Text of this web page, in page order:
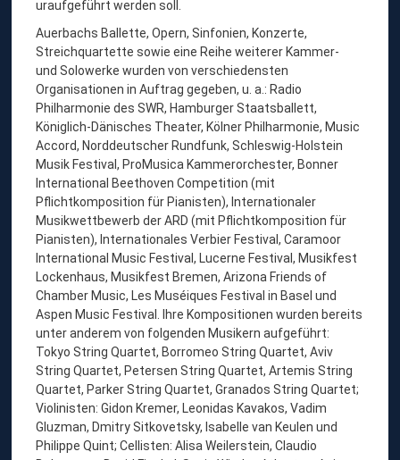
uraufgeführt werden soll.
Auerbachs Ballette, Opern, Sinfonien, Konzerte,
Streichquartette sowie eine Reihe weiterer Kammer-
und Solowerke wurden von verschiedensten
Organisationen in Auftrag gegeben, u. a.: Radio
Philharmonie des SWR, Hamburger Staatsballett,
Königlich-Dänisches Theater, Kölner Philharmonie, Music
Accord, Norddeutscher Rundfunk, Schleswig-Holstein
Musik Festival, ProMusica Kammerorchester, Bonner
International Beethoven Competition (mit
Pflichtkomposition für Pianisten), Internationaler
Musikwettbewerb der ARD (mit Pflichtkomposition für
Pianisten), Internationales Verbier Festival, Caramoor
International Music Festival, Lucerne Festival, Musikfest
Lockenhaus, Musikfest Bremen, Arizona Friends of
Chamber Music, Les Muséiques Festival in Basel und
Aspen Music Festival. Ihre Kompositionen wurden bereits
unter anderem von folgenden Musikern aufgeführt:
Tokyo String Quartet, Borromeo String Quartet, Aviv
String Quartet, Petersen String Quartet, Artemis String
Quartet, Parker String Quartet, Granados String Quartet;
Violinisten: Gidon Kremer, Leonidas Kavakos, Vadim
Gluzman, Dmitry Sitkovetsky, Isabelle van Keulen und
Philippe Quint; Cellisten: Alisa Weilerstein, Claudio